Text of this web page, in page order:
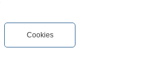
Cookies